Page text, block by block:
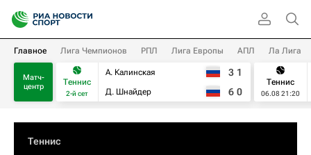
Главное Лига Чемпионов РПЛ Лига Европы АПЛ Ла Лига
Матч-
центр
Теннис
2-й сет
А. Калинская
Д. Шнайдер
3 1
6 0
Теннис
06.08 21:20
Теннис